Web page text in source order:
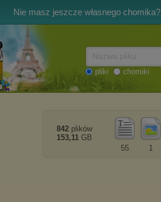
Nie masz jeszcze własnego chomika?
pliki chomiki
1
55
842 plików
153,11 GB